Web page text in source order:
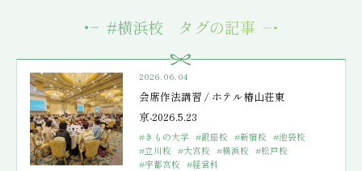
#横浜校 タグの記事
2026.06.04
会席作法講習 / ホテル椿山荘東
京-2026.5.23
#きもの大学 #銀座校 #新宿校 #池袋校
#立川校 #大宮校 #横浜校 #松戸校
#宇都宮校 #経営科